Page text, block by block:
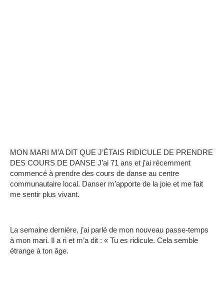
MON MARI M’A DIT QUE J’ÉTAIS RIDICULE DE PRENDRE
DES COURS DE DANSE J’ai 71 ans et j’ai récemment
commencé à prendre des cours de danse au centre
communautaire local. Danser m’apporte de la joie et me fait
me sentir plus vivant.
La semaine dernière, j’ai parlé de mon nouveau passe-temps
à mon mari. Il a ri et m’a dit : « Tu es ridicule. Cela semble
étrange à ton âge.